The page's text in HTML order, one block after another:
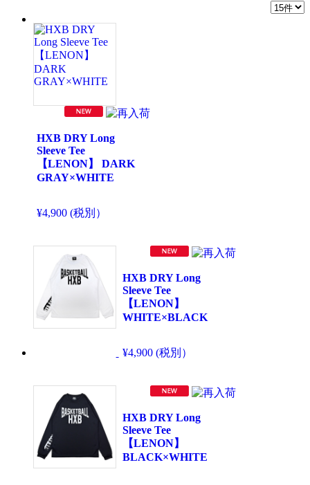
HXB DRY Long
Sleeve Tee
【LENON】 DARK
GRAY×WHITE
¥4,900 (税別）
HXB DRY Long
Sleeve Tee
【LENON】
WHITE×BLACK
¥4,900 (税別）
HXB DRY Long
Sleeve Tee
【LENON】
BLACK×WHITE